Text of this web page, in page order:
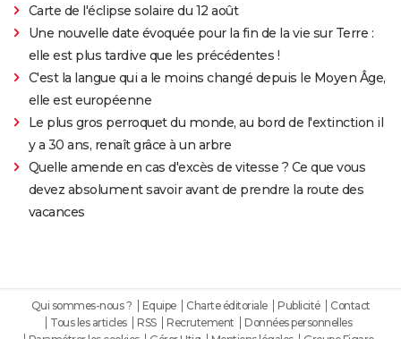
Carte de l'éclipse solaire du 12 août
Une nouvelle date évoquée pour la fin de la vie sur Terre :
elle est plus tardive que les précédentes !
C'est la langue qui a le moins changé depuis le Moyen Âge,
elle est européenne
Le plus gros perroquet du monde, au bord de l'extinction il
y a 30 ans, renaît grâce à un arbre
Quelle amende en cas d'excès de vitesse ? Ce que vous
devez absolument savoir avant de prendre la route des
vacances
Qui sommes-nous ? Equipe Charte éditoriale Publicité
Contact
Tous les articles
RSS Recrutement
Données personnelles